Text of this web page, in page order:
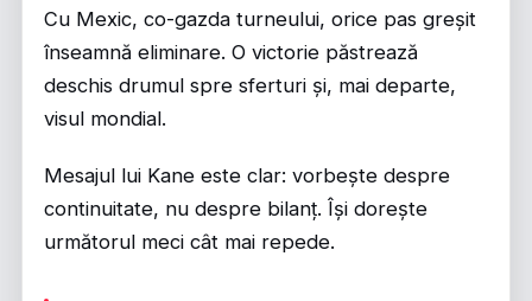
Cu Mexic, co-gazda turneului, orice pas greșit
înseamnă eliminare. O victorie păstrează
deschis drumul spre sferturi și, mai departe,
visul mondial.
Mesajul lui Kane este clar: vorbește despre
continuitate, nu despre bilanț. Își dorește
următorul meci cât mai repede.